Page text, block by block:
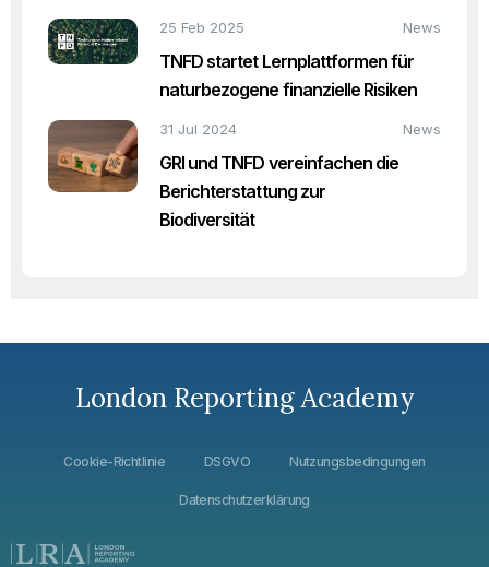
25 Feb 2025 News
TNFD startet Lernplattformen für
naturbezogene finanzielle Risiken
31 Jul 2024 News
GRI und TNFD vereinfachen die
Berichterstattung zur
Biodiversität
London Reporting Academy
Cookie-Richtlinie DSGVO Nutzungsbedingungen
Datenschutzerklärung